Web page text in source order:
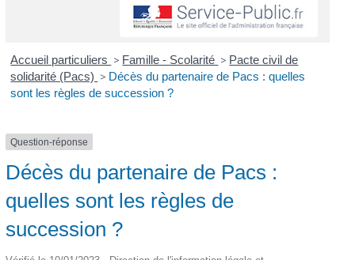
Accueil particuliers > Famille - Scolarité > Pacte civil de
solidarité (Pacs) > Décès du partenaire de Pacs : quelles
sont les règles de succession ?
Question-réponse
Décès du partenaire de Pacs :
quelles sont les règles de
succession ?